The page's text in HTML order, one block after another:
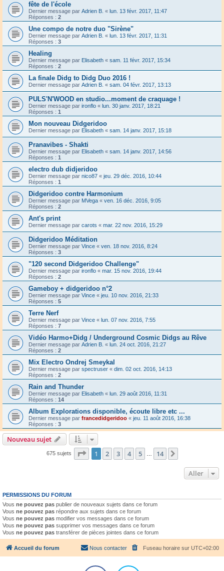
fête de l'école
Dernier message par Adrien B. « lun. 13 févr. 2017, 11:47
Réponses : 2
Une compo de notre duo "Sirène"
Dernier message par Adrien B. « lun. 13 févr. 2017, 11:31
Réponses : 3
Healing
Dernier message par Elisabeth « sam. 11 févr. 2017, 15:34
Réponses : 2
La finale Didg to Didg Duo 2016 !
Dernier message par Adrien B. « sam. 04 févr. 2017, 13:13
PULS'N'WOOD en studio...moment de craquage !
Dernier message par ironflo « lun. 30 janv. 2017, 18:21
Réponses : 1
Mon nouveau Didgeridoo
Dernier message par Elisabeth « sam. 14 janv. 2017, 15:18
Pranavibes - Shakti
Dernier message par Elisabeth « sam. 14 janv. 2017, 14:56
Réponses : 1
electro dub didjeridoo
Dernier message par nico87 « jeu. 29 déc. 2016, 10:44
Réponses : 1
Didgeridoo contre Harmonium
Dernier message par MVega « ven. 16 déc. 2016, 9:05
Réponses : 2
Ant's print
Dernier message par carots « mar. 22 nov. 2016, 15:29
Didgeridoo Méditation
Dernier message par Vince « ven. 18 nov. 2016, 8:24
Réponses : 3
"120 second Didgeridoo Challenge"
Dernier message par ironflo « mar. 15 nov. 2016, 19:44
Réponses : 2
Gameboy + didgeridoo n°2
Dernier message par Vince « jeu. 10 nov. 2016, 21:33
Réponses : 5
Terre Nerf
Dernier message par Vince « lun. 07 nov. 2016, 7:55
Réponses : 7
Vidéo Harmo+Didg / Underground Cosmic Didgs au Rêve
Dernier message par Adrien B. « lun. 24 oct. 2016, 21:27
Réponses : 2
Mix Electro Ondrej Smeykal
Dernier message par spectruser « dim. 02 oct. 2016, 14:13
Réponses : 2
Rain and Thunder
Dernier message par Elisabeth « lun. 29 août 2016, 11:31
Réponses : 14
Album Explorations disponible, écoute libre etc ...
Dernier message par francedidgeridoo « jeu. 11 août 2016, 16:38
Réponses : 3
Nouveau sujet
675 sujets Page 1sur14
1 2 3 4 5 14
Aller
PERMISSIONS DU FORUM
Vous ne pouvez pas publier de nouveaux sujets dans ce forum
Vous ne pouvez pas répondre aux sujets dans ce forum
Vous ne pouvez pas modifier vos messages dans ce forum
Vous ne pouvez pas supprimer vos messages dans ce forum
Vous ne pouvez pas transférer de pièces jointes dans ce forum
Accueil du forum Fuseau horaire sur UTC+02:00
Nous contacter